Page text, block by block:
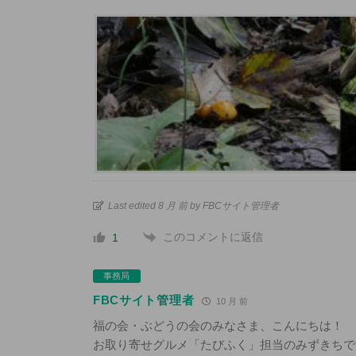
Last edited 8 月 前 by FBCサイト管理者
1 このコメントに返信
事務局
FBCサイト管理者 10 月 前
福の会・ぶどうの会のみなさま、こんにちは！
お取り寄せグルメ「たびふく」担当のみずきち